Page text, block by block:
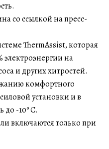
со ссылкой на пресс-
ThermAssist, которая
электроэнергии на
и других хитростей.
комфортного
установки и в
до -10º C.
включаются только при